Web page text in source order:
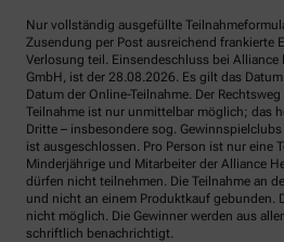
Nur vollständig ausgefüllte
Zusendung per Post ausreichend frankierte
Verlosung teil. Einsendeschluss bei Alliance
GmbH, ist der 28.08.2026. Es gilt das
Datum der Online-Teilnahme. Der
Teilnahme ist nur unmittelbar möglich; das
Dritte – insbesondere sog.
ist ausgeschlossen. Pro Person ist nur eine
Minderjährige und Mitarbeiter der Alliance
dürfen nicht teilnehmen. Die Teilnahme an
und nicht an einem Produktkauf gebunden.
nicht möglich. Die Gewinner werden aus
schriftlich benachrichtigt.